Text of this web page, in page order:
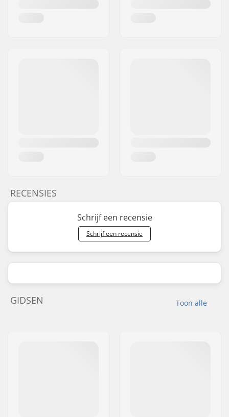
RECENSIES
Schrijf een recensie
Schrijf een recensie
Toon alle
GIDSEN